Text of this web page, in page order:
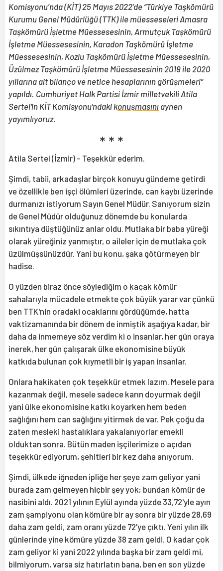
Komisyonu’nda (KİT) 25 Mayıs 2022’de “Türkiye Taşkömürü
Kurumu Genel Müdürlüğü (TTK) ile müesseseleri Amasra
Taşkömürü İşletme Müessesesinin, Armutçuk Taşkömürü
İşletme Müessesesinin, Karadon Taşkömürü İşletme
Müessesesinin, Kozlu Taşkömürü İşletme Müessesesinin,
Üzülmez Taşkömürü İşletme Müessesesinin 2019 ile 2020
yıllarına ait bilanço ve netice hesaplarının görüşmeleri”
yapıldı. Cumhuriyet Halk Partisi İzmir milletvekili Atila
Sertel'in KİT Komisyonu'ndaki konuşmasını aynen
yayımlıyoruz.
* * *
Atila Sertel (İzmir) - Teşekkür ederim.
Şimdi, tabii, arkadaşlar birçok konuyu gündeme getirdi
ve özellikle ben işçi ölümleri üzerinde, can kaybı üzerinde
durmanızı istiyorum Sayın Genel Müdür. Sanıyorum sizin
de Genel Müdür olduğunuz dönemde bu konularda
sıkıntıya düştüğünüz anlar oldu. Mutlaka bir baba yüreği
olarak yüreğiniz yanmıştır, o aileler için de mutlaka çok
üzülmüşsünüzdür. Yani bu konu, şaka götürmeyen bir
hadise.
O yüzden biraz önce söylediğim o kaçak kömür
sahalarıyla mücadele etmekte çok büyük yarar var çünkü
ben TTK'nin oradaki ocaklarını gördüğümde, hatta
vaktizamanında bir dönem de inmiştik aşağıya kadar, bir
daha da inmemeye söz verdim ki o insanlar, her gün oraya
inerek, her gün çalışarak ülke ekonomisine büyük
katkıda bulunan çok kıymetli bir iş yapan insanlar.
Onlara hakikaten çok teşekkür etmek lazım. Mesele para
kazanmak değil, mesele sadece karın doyurmak değil
yani ülke ekonomisine katkı koyarken hem beden
sağlığını hem can sağlığını yitirmek de var. Pek çoğu da
zaten mesleki hastalıklara yakalanıyorlar emekli
olduktan sonra. Bütün maden işçilerimize o açıdan
teşekkür ediyorum, şehitleri bir kez daha anıyorum.
Şimdi, ülkede iğneden ipliğe her şeye zam geliyor yani
burada zam gelmeyen hiçbir şey yok; bundan kömür de
nasibini aldı. 2021 yılının Eylül ayında yüzde 33,72'yle ayın
zam şampiyonu olan kömüre bir ay sonra bir yüzde 28,69
daha zam geldi, zam oranı yüzde 72'ye çıktı. Yeni yılın ilk
günlerinde yine kömüre yüzde 38 zam geldi. O kadar çok
zam geliyor ki yani 2022 yılında başka bir zam geldi mi,
bilmiyorum, varsa siz hatırlatın bana, ben en son yüzde